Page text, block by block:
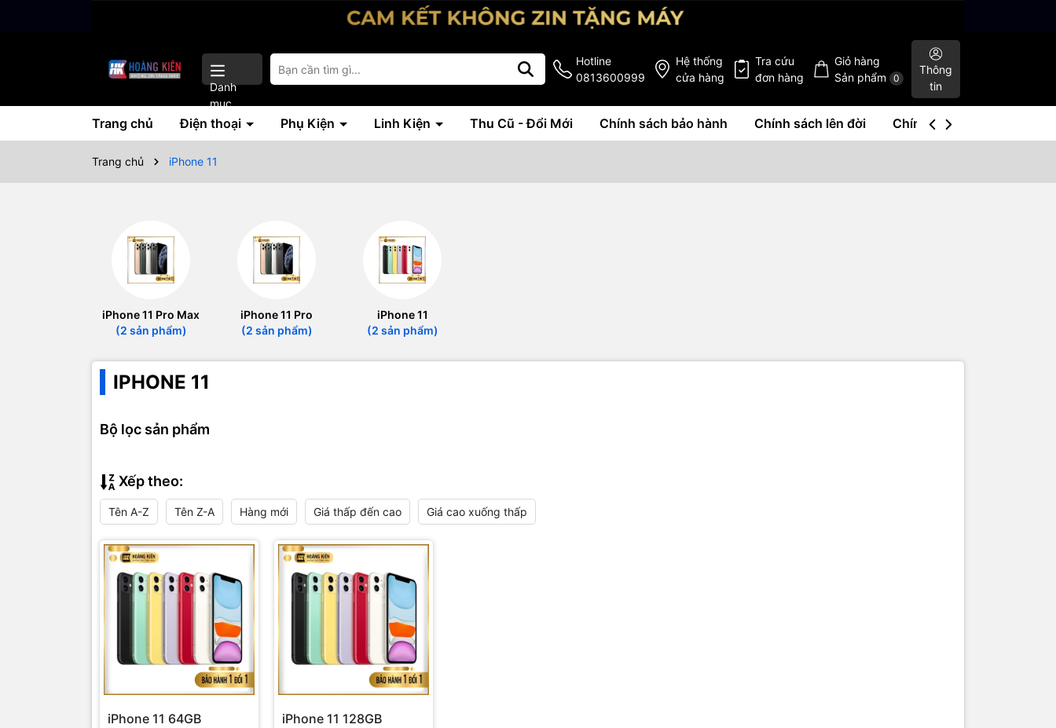
Danh
mục
Hotline
0813600999
Hệ thống
cửa hàng
Tra cứu
đơn hàng
Giỏ hàng
Sản phẩm
0
Thông
tin
Trang chủ Điện thoại Phụ Kiện Linh Kiện Thu Cũ - Đổi Mới Chính sách bảo hành Chính sách lên đời Chính sách mua lại
Trang chủ iPhone 11
iPhone 11 Pro Max
(2 sản phẩm)
iPhone 11 Pro
(2 sản phẩm)
iPhone 11
(2 sản phẩm)
IPHONE 11
Bộ lọc sản phẩm
Xếp theo:
Tên A-Z Tên Z-A Hàng mới Giá thấp đến cao Giá cao xuống thấp
iPhone 11 64GB iPhone 11 128GB